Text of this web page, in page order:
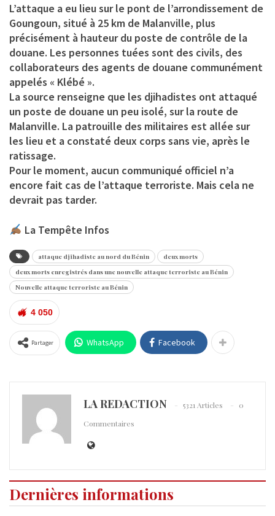
L’attaque a eu lieu sur le pont de l’arrondissement de
Goungoun, situé à 25 km de Malanville, plus
précisément à hauteur du poste de contrôle de la
douane. Les personnes tuées sont des civils, des
collaborateurs des agents de douane communément
appelés « Klébé ».
La source renseigne que les djihadistes ont attaqué
un poste de douane un peu isolé, sur la route de
Malanville. La patrouille des militaires est allée sur
les lieu et a constaté deux corps sans vie, après le
ratissage.
Pour le moment, aucun communiqué officiel n’a
encore fait cas de l’attaque terroriste. Mais cela ne
devrait pas tarder.
La Tempête Infos
attaque djihadiste au nord du Bénin
deux morts
deux morts enregistrés dans une nouvelle attaque terroriste au Bénin
Nouvelle attaque terroriste au Bénin
4 050
Partager WhatsApp Facebook
LA REDACTION 5321 Articles
0
Commentaires
Dernières informations